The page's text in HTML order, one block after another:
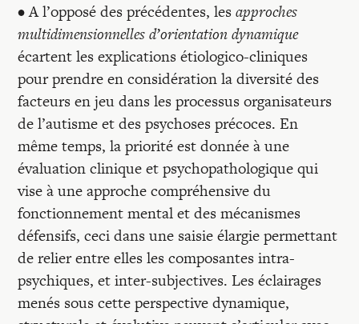
• A l’opposé des précédentes, lesapproches
multidimensionnelles d’orientation dynamique
écartent les explications étiologico-cliniques
pour prendre en considération la diversité des
facteurs en jeu dans les processus organisateurs
de l’autisme et des psychoses précoces. En
même temps, la priorité est donnée à une
évaluation clinique et psychopathologique qui
vise à une approche compréhensive du
fonctionnement mental et des mécanismes
défensifs, ceci dans une saisie élargie permettant
de relier entre elles les composantes intra-
psychiques, et inter-subjectives. Les éclairages
menés sous cette perspective dynamique,